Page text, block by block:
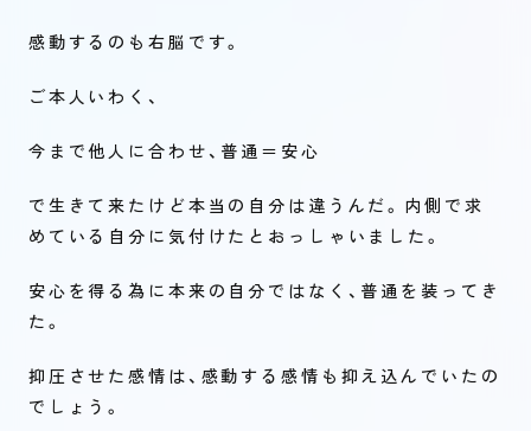
感動するのも右脳です。
ご本人いわく、
今まで他人に合わせ、普通＝安心
で生きて来たけど本当の自分は違うんだ。内側で求
めている自分に気付けたとおっしゃいました。
安心を得る為に本来の自分ではなく、普通を装ってき
た。
抑圧させた感情は、感動する感情も抑え込んでいたの
でしょう。